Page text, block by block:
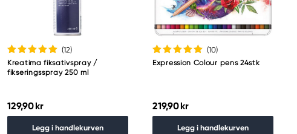
(12)
Kreatima fiksativspray /
fikseringsspray 250 ml
129,90 kr
Legg i handlekurven
(10)
Expression Colour pens 24stk
219,90 kr
Legg i handlekurven